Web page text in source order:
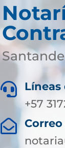

Líneas
+57
